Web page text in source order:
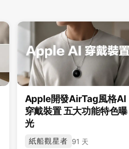
Apple開發AirTag風格AI
穿戴裝置 五大功能特色曝
光
紙船觀星者 91 天